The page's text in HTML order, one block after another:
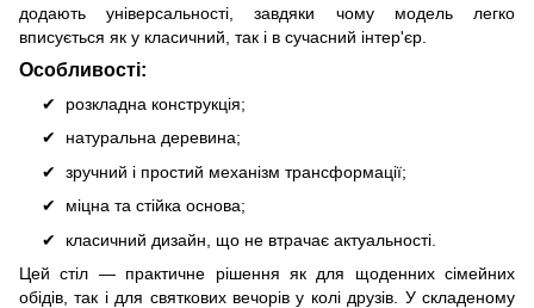
додають універсальності, завдяки чому модель легко
вписується як у класичний, так і в сучасний інтер'єр.
Особливості:
розкладна конструкція;
натуральна деревина;
зручний і простий механізм трансформації;
міцна та стійка основа;
класичний дизайн, що не втрачає актуальності.
Цей стіл — практичне рішення як для щоденних сімейних
обідів, так і для святкових вечорів у колі друзів. У складеному